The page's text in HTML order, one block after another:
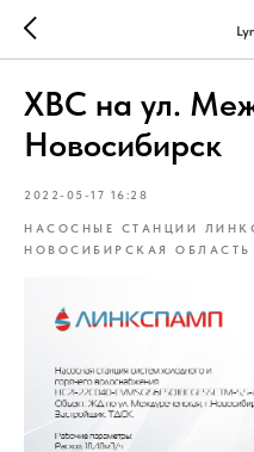
ХВС на ул.
Новосибирск
2022-05-17 16:28
НАСОСНЫЕ СТАНЦИИ
НОВОСИБИРСКАЯ ОБЛАСТЬ